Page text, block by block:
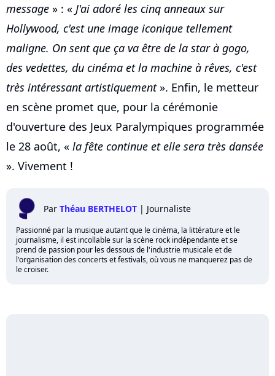
message » : « J'ai adoré les cinq anneaux sur
Hollywood, c'est une image iconique tellement
maligne. On sent que ça va être de la star à gogo,
des vedettes, du cinéma et la machine à rêves, c'est
très intéressant artistiquement». Enfin, le metteur
en scène promet que, pour la cérémonie
d'ouverture des Jeux Paralympiques programmée
le 28 août, « la fête continue et elle sera très dansée
». Vivement !
Par Théau BERTHELOT | Journaliste
Passionné par la musique autant que le cinéma, la littérature et le
journalisme, il est incollable sur la scène rock indépendante et se
prend de passion pour les dessous de l'industrie musicale et de
l'organisation des concerts et festivals, où vous ne manquerez pas de
le croiser.